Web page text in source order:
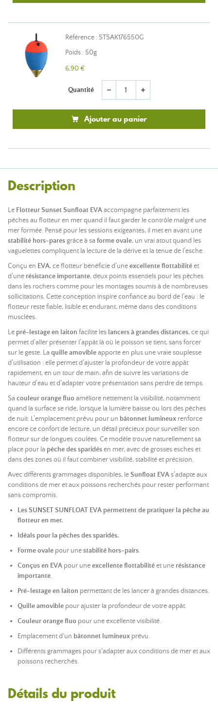
Référence : STSAK176550G
Poids : 50g
6,90 €
Quantité remove add
Ajouter au panier
Description
Le Flotteur Sunset Sunfloat EVAaccompagne parfaitement les
pêches au flotteur en mer quand il faut garder le contrôle malgré une
mer formée. Pensé pour les sessions exigeantes, il met en avant une
stabilité hors-paresgrâce à sa forme ovale, un vrai atout quand les
vaguelettes compliquent la lecture de la dérive et la tenue de l’esche.
Conçu en EVA, ce flotteur bénéficie d’uneexcellente flottabilitéet
d’une résistance importante, deux points essentiels pour les pêches
dans les rochers comme pour les montages soumis à de nombreuses
sollicitations. Cette conception inspire confiance au bord de l’eau : le
flotteur reste fiable, lisible et endurant, même dans des conditions
musclées.
Le pré-lestage en laiton facilite les lancers à grandes distances, ce qui
permet d’aller présenter l’appât là où le poisson se tient, sans forcer
sur le geste. La quille amovibleapporte en plus une vraie souplesse
d’utilisation : elle permet d’ajuster la profondeur de votre appât
rapidement, en un tour de main, afin de suivre les variations de
hauteur d’eau et d’adapter votre présentation sans perdre de temps.
Sa couleur orange fluo améliore nettement la visibilité, notamment
quand la surface se ride, lorsque la lumière baisse ou lors des pêches
de nuit. L’emplacement prévu pour un bâtonnet lumineux renforce
encore ce confort de lecture, un détail précieux pour surveiller son
flotteur sur de longues coulées. Ce modèle trouve naturellement sa
place pour la pêche des sparidésen mer, avec de grosses esches et
dans des zones où il faut combiner visibilité, stabilité et précision.
Avec différents grammages disponibles, leSunfloat EVAs’adapte aux
conditions de mer et aux poissons recherchés pour rester performant
sans compromis.
Les SUNSET SUNFLOAT EVA permettent de pratiquer la pêche au
flotteur en mer.
Idéals pour la pêches des sparidés.
Forme ovale pour unestabilité hors-pairs.
Conçus en EVA pour uneexcellente flottabilitéet une résistance
importante.
Pré-lestage en laiton permettant de les lancer à grandes distances.
Quille amovible pour ajuster la profondeur de votre appât.
Couleur orange fluo pour une excellente visibilité.
Emplacement d'un bâtonnet lumineux prévu.
Différents grammages pour s'adapter aux conditions de mer et aux
poissons recherchés.
Détails du produit